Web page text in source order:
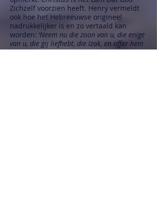
Zichzelf voorzien heeft. Henry vermeldt
ook hoe het Hebreeuwse origineel
nadrukkelijker is en zo vertaald kan
worden: ‘Neem nu die zoon van u, die enige
van u, die gij liefhebt, die Izak, en offer hem
aldaar tot een brandoffer op een van de